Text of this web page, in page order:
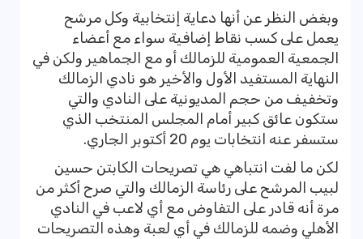
وبغض النظر عن أنها دعاية إنتخابية وكل مرشح
يعمل على كسب نقاط إضافية سواء مع أعضاء
الجمعية العمومية للزمالك أو مع الجماهير ولكن في
النهاية المستفيد الأول والأخير هو نادي الزمالك
وتخفيف من حجم المديونية على النادي والتي
ستكون عائق كبير أمام المجلس المنتخب الذي
ستسفر عنه انتخابات يوم 20 أكتوبر الجاري.
لكن ما لفت انتباهي هي تصريحات الكابتن حسين
لبيب المرشح على رئاسة الزمالك والتي صرح أكثر من
مرة أنه قادر على التفاوض مع أي لاعب في النادي
الأهلي وضمه للزمالك في أي لعبة وهذه التصريحات